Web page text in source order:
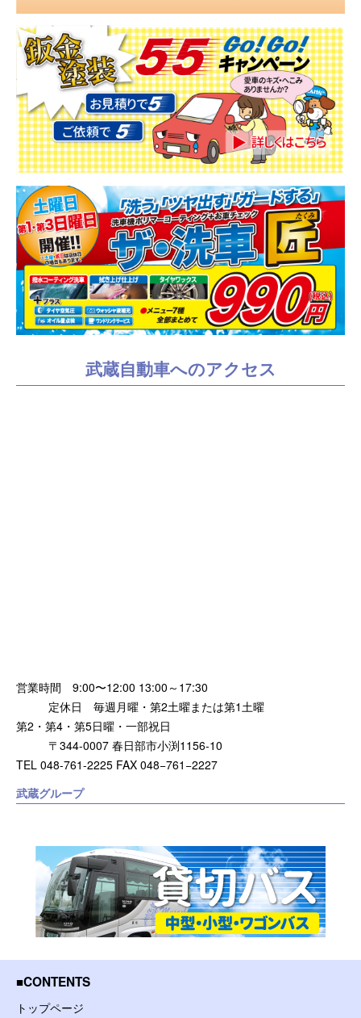
武蔵自動車へのアクセス
営業時間 9:00〜12:00 13:00～17:30
定休日 毎週月曜・第2土曜または第1土曜
第2・第4・第5日曜・一部祝日
〒344-0007 春日部市小渕1156-10
TEL 048-761-2225 FAX 048−761−2227
武蔵グループ
CONTENTS
トップページ